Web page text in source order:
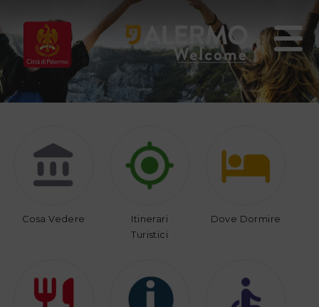
Home
Vivi
Organizza
tuo
Cosa Vedere
Itinerari
Turistici
Dove Dormire